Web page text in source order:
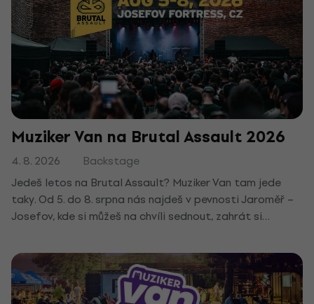
Muziker Van na Brutal Assault 2026
4. 8. 2026
Backstage
Jedeš letos na Brutal Assault? Muziker Van tam jede
taky. Od 5. do 8. srpna nás najdeš v pevnosti Jaroměř –
Josefov, kde si můžeš na chvíli sednout, zahrát si